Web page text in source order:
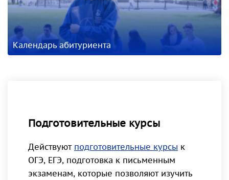
Календарь абитуриента
Подготовительные курсы
Действуют подготовительные курсы к
ОГЭ, ЕГЭ, подготовка к письменным
экзаменам, которые позволяют изучить